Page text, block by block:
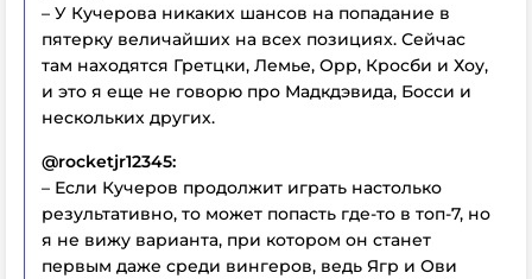
– У Кучерова никаких шансов на попадание в
пятерку величайших на всех позициях. Сейчас
там находятся Гретцки, Лемье, Орр, Кросби и Хоу,
и это я еще не говорю про Мадкдэвида, Босси и
нескольких других.
@rocketjr12345:
– Если Кучеров продолжит играть настолько
результативно, то может попасть где-то в топ-7, но
я не вижу варианта, при котором он станет
первым даже среди вингеров, ведь Ягр и Ови